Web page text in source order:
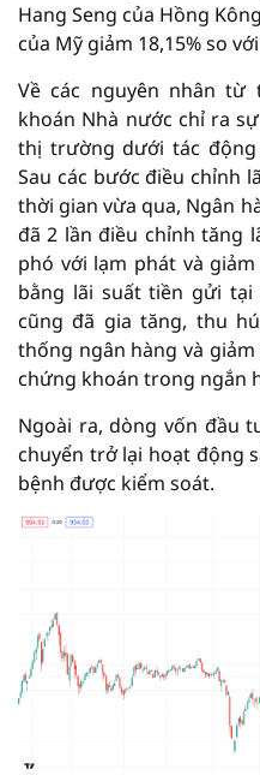
Hang Seng của Hồng
của Mỹ giảm 18,15% so
Về các nguyên nhân từ
khoán Nhà nước chỉ ra
thị trường dưới tác
Sau các bước điều chỉnh
thời gian vừa qua, Ngân
đã 2 lần điều chỉnh tăng
phó với lạm phát và
bằng lãi suất tiền gửi
cũng đã gia tăng, thu
thống ngân hàng và
chứng khoán trong ngắn
Ngoài ra, dòng vốn đầu
chuyển trở lại hoạt động
bệnh được kiểm soát.